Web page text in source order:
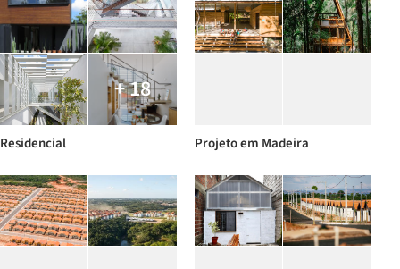
+ 18
Residencial Projeto em Madeira